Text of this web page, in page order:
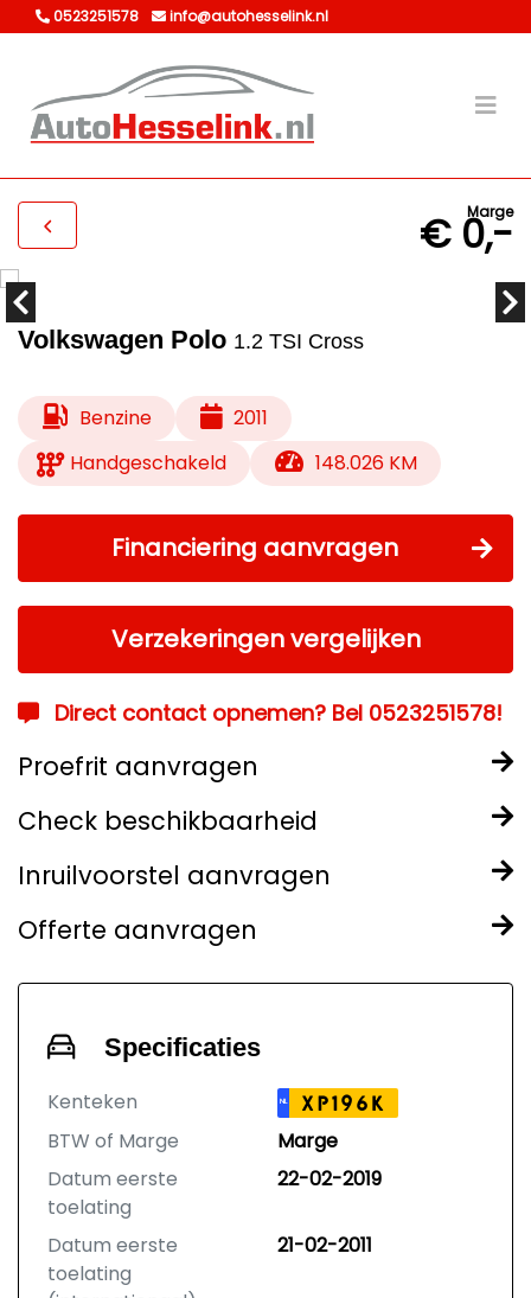
0523251578 info@autohesselink.nl
Marge
€ 0,-
Volkswagen Polo 1.2 TSI Cross
Benzine
2011
Handgeschakeld
148.026 KM
Financiering aanvragen
Verzekeringen vergelijken
Direct contact opnemen? Bel 0523251578!
Proefrit aanvragen
Check beschikbaarheid
Inruilvoorstel aanvragen
Offerte aanvragen
Specificaties
Kenteken NL XP196K
BTW of Marge
Marge
Datum eerste
toelating
22-02-2019
Datum eerste
toelating
21-02-2011